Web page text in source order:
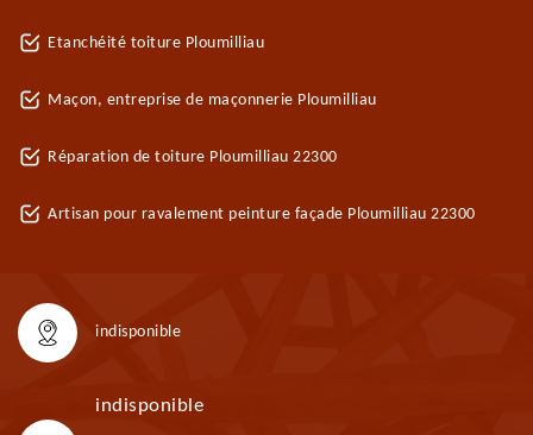
Etanchéité toiture Ploumilliau
Maçon, entreprise de maçonnerie Ploumilliau
Réparation de toiture Ploumilliau 22300
Artisan pour ravalement peinture façade Ploumilliau 22300
indisponible
indisponible